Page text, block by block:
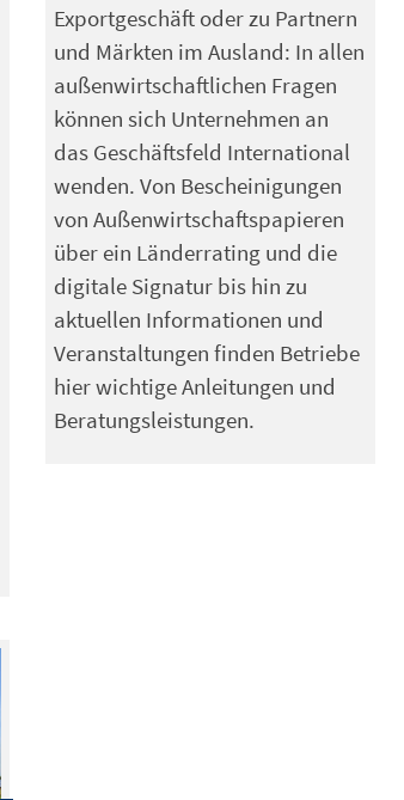
Exportgeschäft oder zu Partnern
und Märkten im Ausland: In allen
außenwirtschaftlichen Fragen
können sich Unternehmen an
das Geschäftsfeld International
wenden. Von Bescheinigungen
von Außenwirtschaftspapieren
über ein Länderrating und die
digitale Signatur bis hin zu
aktuellen Informationen und
Veranstaltungen finden Betriebe
hier wichtige Anleitungen und
Beratungsleistungen.